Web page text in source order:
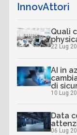
InnovAttori
Quali
22 Lug
AI in
di
10 Lug
Data
06 Lug